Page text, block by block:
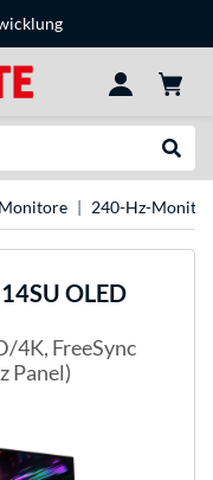
240-Hz-
OLED
4K, FreeSync
Panel)